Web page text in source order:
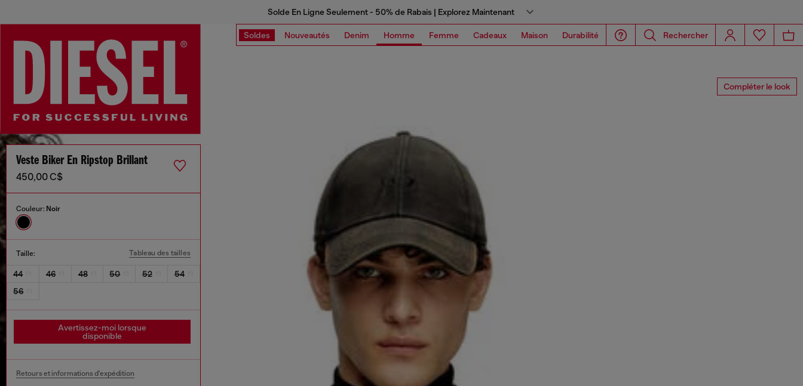
Solde En Ligne Seulement - 50% de Rabais | Explorez Maintenant
Soldes Nouveautés Denim Homme Femme Cadeaux Maison Durabilité Rechercher
Compléter le look
Veste Biker En Ripstop Brillant
450,00 C$
Couleur: Noir
Taille: Tableau des tailles
44 46 48 50 52
54
56
Avertissez-moi lorsque
disponible
Retours et informations d'expédition